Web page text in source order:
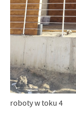
roboty w toku 4